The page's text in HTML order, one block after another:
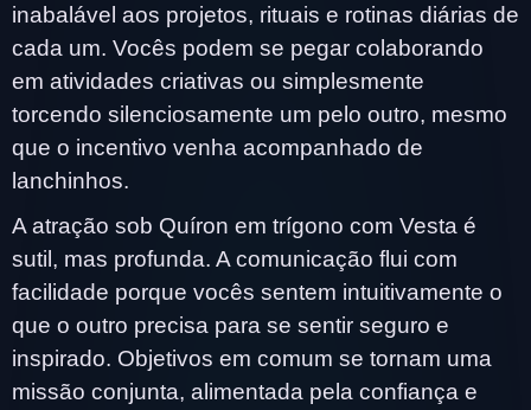
inabalável aos projetos, rituais e rotinas diárias de
cada um. Vocês podem se pegar colaborando
em atividades criativas ou simplesmente
torcendo silenciosamente um pelo outro, mesmo
que o incentivo venha acompanhado de
lanchinhos.
A atração sob Quíron em trígono com Vesta é
sutil, mas profunda. A comunicação flui com
facilidade porque vocês sentem intuitivamente o
que o outro precisa para se sentir seguro e
inspirado. Objetivos em comum se tornam uma
missão conjunta, alimentada pela confiança e